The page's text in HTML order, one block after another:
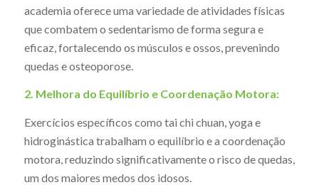
academia oferece uma variedade de atividades físicas
que combatem o sedentarismo de forma segura e
eficaz, fortalecendo os músculos e ossos, prevenindo
quedas e osteoporose.
2. Melhora do Equilíbrio e Coordenação Motora:
Exercícios específicos como tai chi chuan, yoga e
hidroginástica trabalham o equilíbrio e a coordenação
motora, reduzindo significativamente o risco de quedas,
um dos maiores medos dos idosos.